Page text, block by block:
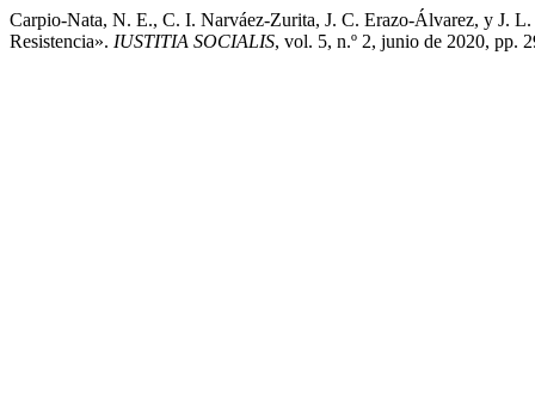
Carpio-Nata, N. E., C. I. Narváez-Zurita, J. C. Erazo-Álvarez, y J.
Resistencia». IUSTITIA SOCIALIS, vol. 5, n.º 2, junio de 2020, pp.